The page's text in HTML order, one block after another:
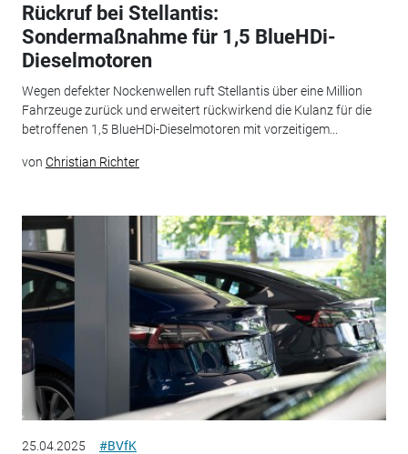
Rückruf bei Stellantis:
Sondermaßnahme für 1,5 BlueHDi-
Dieselmotoren
Wegen defekter Nockenwellen ruft Stellantis über eine Million
Fahrzeuge zurück und erweitert rückwirkend die Kulanz für die
betroffenen 1,5 BlueHDi-Dieselmotoren mit vorzeitigem...
von Christian Richter
25.04.2025 #BVfK